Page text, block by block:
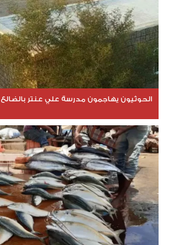
الحوثيون يهاجمون مدرسة علي عنتر بالضالع